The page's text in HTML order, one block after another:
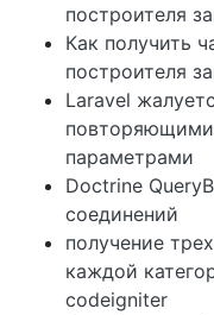
построителя
Как получить
построителя
Laravel
параметрами
Doctrine
соединений
получение
каждой
codeigniter